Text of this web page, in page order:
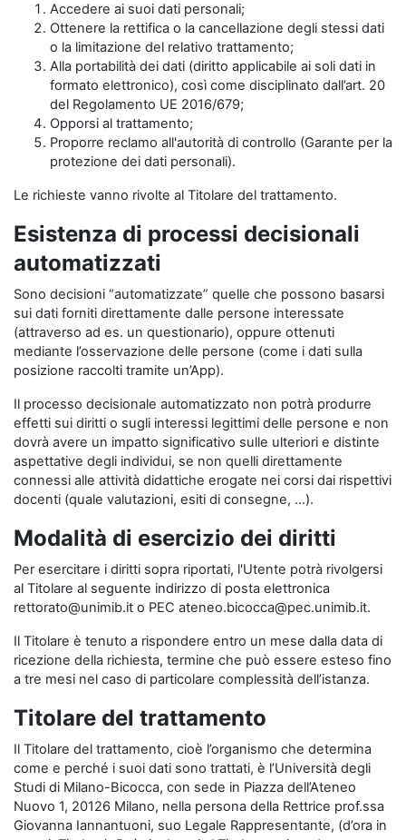
Accedere ai suoi dati personali;
Ottenere la rettifica o la cancellazione degli stessi dati
o la limitazione del relativo trattamento;
Alla portabilità dei dati (diritto applicabile ai soli dati in
formato elettronico), così come disciplinato dall’art. 20
del Regolamento UE 2016/679;
Opporsi al trattamento;
Proporre reclamo all'autorità di controllo (Garante per la
protezione dei dati personali).
Le richieste vanno rivolte al Titolare del trattamento.
Esistenza di processi decisionali
automatizzati
Sono decisioni “automatizzate” quelle che possono basarsi
sui dati forniti direttamente dalle persone interessate
(attraverso ad es. un questionario), oppure ottenuti
mediante l’osservazione delle persone (come i dati sulla
posizione raccolti tramite un’App).
Il processo decisionale automatizzato non potrà produrre
effetti sui diritti o sugli interessi legittimi delle persone e non
dovrà avere un impatto significativo sulle ulteriori e distinte
aspettative degli individui, se non quelli direttamente
connessi alle attività didattiche erogate nei corsi dai rispettivi
docenti (quale valutazioni, esiti di consegne, …).
Modalità di esercizio dei diritti
Per esercitare i diritti sopra riportati, l'Utente potrà rivolgersi
al Titolare al seguente indirizzo di posta elettronica
rettorato@unimib.it o PEC ateneo.bicocca@pec.unimib.it.
Il Titolare è tenuto a rispondere entro un mese dalla data di
ricezione della richiesta, termine che può essere esteso fino
a tre mesi nel caso di particolare complessità dell’istanza.
Titolare del trattamento
Il Titolare del trattamento, cioè l’organismo che determina
come e perché i suoi dati sono trattati, è l’Università degli
Studi di Milano-Bicocca, con sede in Piazza dell’Ateneo
Nuovo 1, 20126 Milano, nella persona della Rettrice prof.ssa
Giovanna Iannantuoni, suo Legale Rappresentante, (d’ora in